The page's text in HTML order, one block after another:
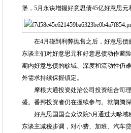
堡，5月永诀增握好意思债45亿好意思元
在4月碰到利弊抛售之后，好意思债
东谈主们对好意思元和好意思债动作避
期内好意思债的畛域、深度和流动性仍
外需求持续保握镇定。
摩根大通投资处治公司投资组合司理
盛。番邦投资者仍在握续参与。就阛阓
好意思国国会众议院5月通过大畛域
东谈主减税步调，对小费、加班、汽车